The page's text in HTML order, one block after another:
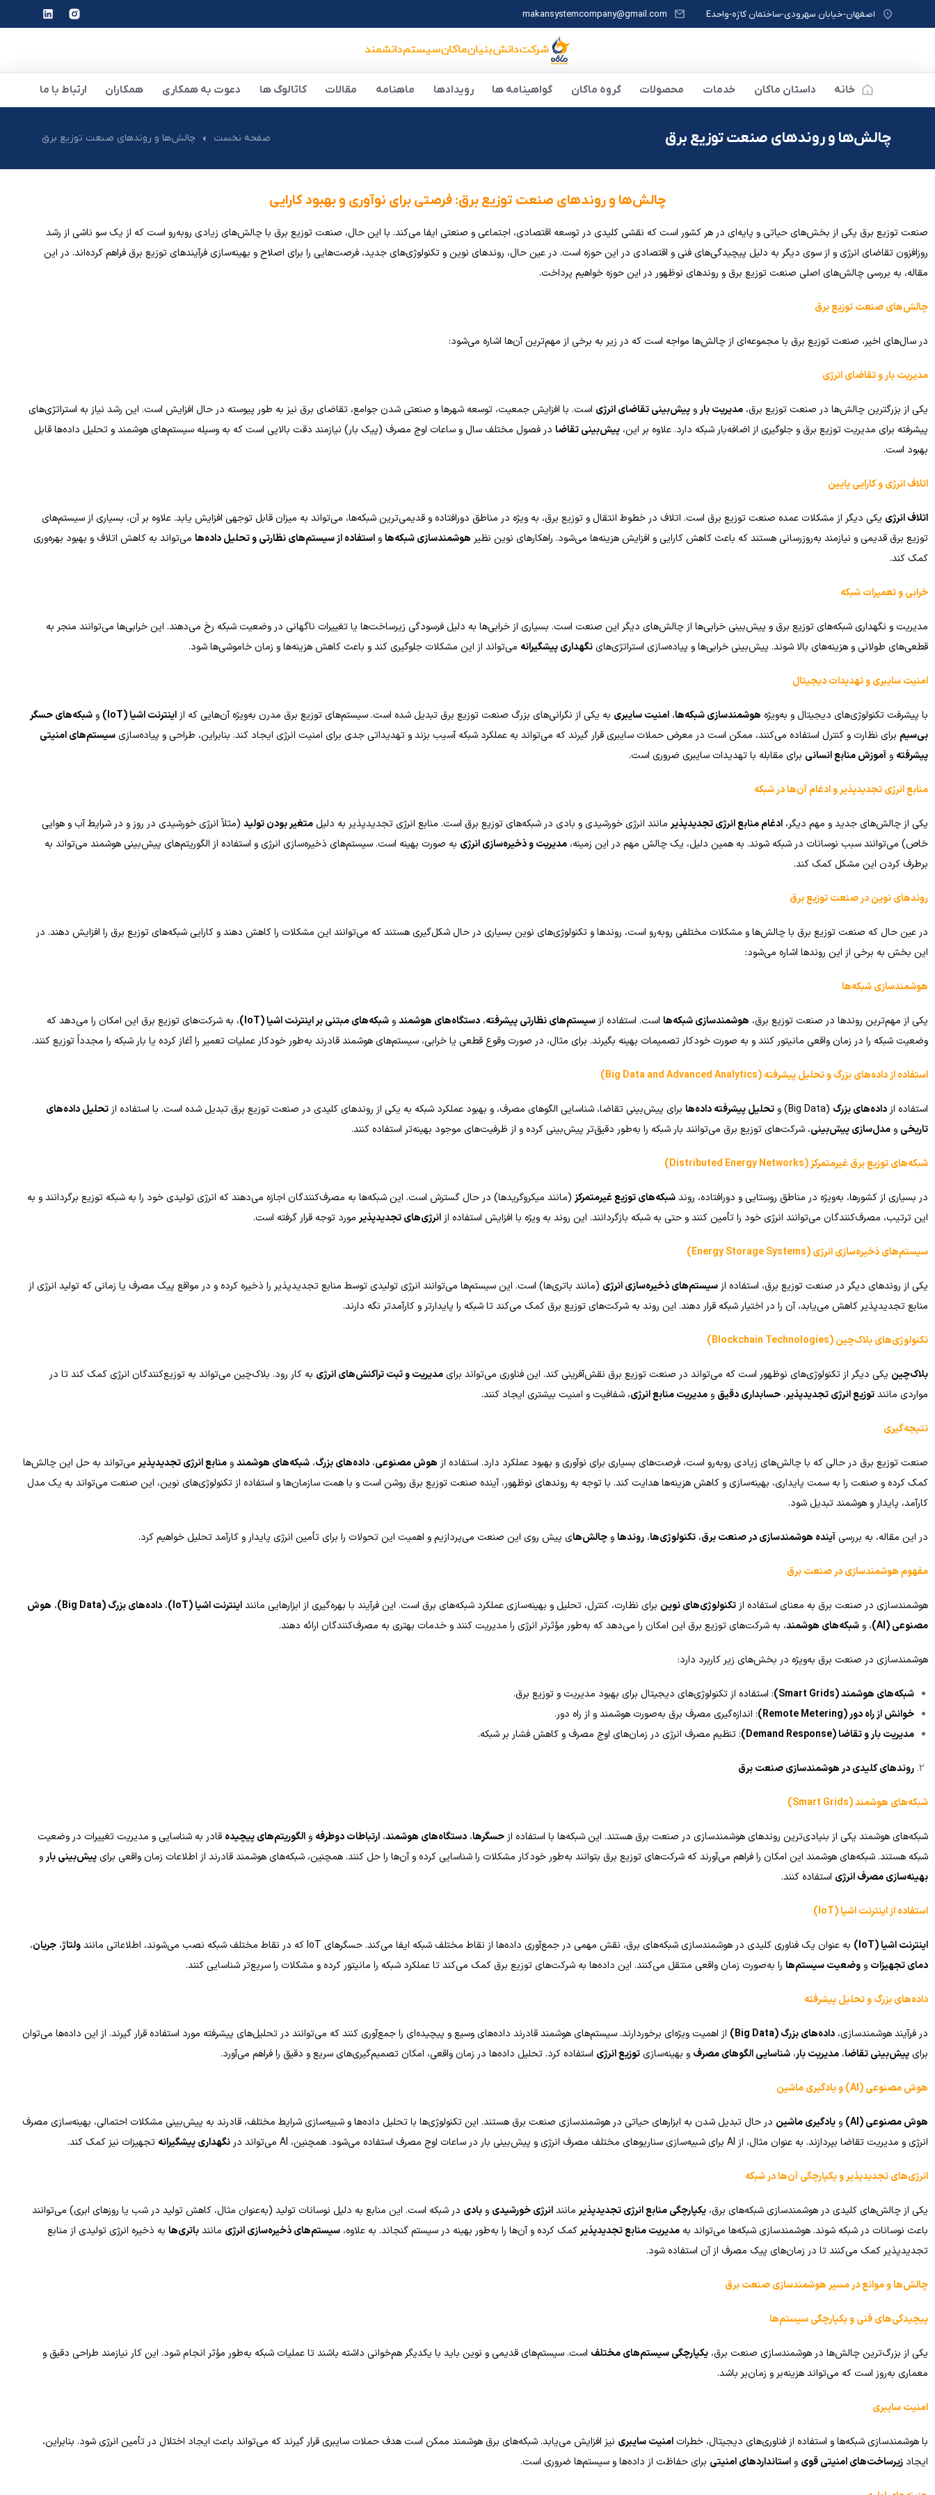
اصفهان-خیابان سهرودی-ساختمان کاژه-واحدE makansystemcompany@gmail.com
خانه داستان ماکان خدمات محصولات گروه ماکان گواهینامه ها رویدادها ماهنامه مقالات کاتالوگ ها دعوت به همکاری همکاران ارتباط با ما
چالش‌ها و روندهای صنعت توزیع برق صفحه نخست چالش‌ها و روندهای صنعت توزیع برق
چالش‌ها و روندهای صنعت توزیع برق: فرصتی برای نوآوری و بهبود کارایی
صنعت توزیع برق یکی از بخش‌های حیاتی و پایه‌ای در هر کشور است که نقشی کلیدی در توسعه اقتصادی، اجتماعی و صنعتی ایفا می‌کند. با این حال، صنعت توزیع برق با چالش‌های زیادی روبه‌رو است که از یک سو ناشی از رشد
روزافزون تقاضای انرژی و از سوی دیگر به دلیل پیچیدگی‌های فنی و اقتصادی در این حوزه است. در عین حال، روندهای نوین و تکنولوژی‌های جدید، فرصت‌هایی را برای اصلاح و بهینه‌سازی فرآیندهای توزیع برق فراهم کرده‌اند. در این
مقاله، به بررسی چالش‌های اصلی صنعت توزیع برق و روندهای نوظهور در این حوزه خواهیم پرداخت.
چالش‌های صنعت توزیع برق
در سال‌های اخیر، صنعت توزیع برق با مجموعه‌ای از چالش‌ها مواجه است که در زیر به برخی از مهم‌ترین آن‌ها اشاره می‌شود:
مدیریت بار و تقاضای انرژی
یکی از بزرگترین چالش‌ها در صنعت توزیع برق، مدیریت بارو پیش‌بینی تقاضای انرژی است. با افزایش جمعیت، توسعه شهرها و صنعتی شدن جوامع، تقاضای برق نیز به طور پیوسته در حال افزایش است. این رشد نیاز به استراتژی‌های
پیشرفته برای مدیریت توزیع برق و جلوگیری از اضافه‌بار شبکه دارد. علاوه بر این، پیش‌بینی تقاضا در فصول مختلف سال و ساعات اوج مصرف (پیک بار) نیازمند دقت بالایی است که به وسیله سیستم‌های هوشمند و تحلیل داده‌ها قابل
بهبود است.
اتلاف انرژی و کارایی پایین
اتلاف انرژی یکی دیگر از مشکلات عمده صنعت توزیع برق است. اتلاف در خطوط انتقال و توزیع برق، به ویژه در مناطق دورافتاده و قدیمی‌ترین شبکه‌ها، می‌تواند به میزان قابل توجهی افزایش یابد. علاوه بر آن، بسیاری از سیستم‌های
توزیع برق قدیمی و نیازمند به‌روزرسانی هستند که باعث کاهش کارایی و افزایش هزینه‌ها می‌شود. راهکارهای نوین نظیر هوشمندسازی شبکه‌هاو استفاده از سیستم‌های نظارتی و تحلیل داده‌ها می‌تواند به کاهش اتلاف و بهبود بهره‌وری
کمک کند.
خرابی و تعمیرات شبکه
مدیریت و نگهداری شبکه‌های توزیع برق و پیش‌بینی خرابی‌ها از چالش‌های دیگر این صنعت است. بسیاری از خرابی‌ها به دلیل فرسودگی زیرساخت‌ها یا تغییرات ناگهانی در وضعیت شبکه رخ می‌دهند. این خرابی‌ها می‌توانند منجر به
قطعی‌های طولانی و هزینه‌های بالا شوند. پیش‌بینی خرابی‌ها و پیاده‌سازی استراتژی‌هاینگهداری پیشگیرانه می‌تواند از این مشکلات جلوگیری کند و باعث کاهش هزینه‌ها و زمان خاموشی‌ها شود.
امنیت سایبری و تهدیدات دیجیتال
با پیشرفت تکنولوژی‌های دیجیتال و به‌ویژه هوشمندسازی شبکه‌ها، امنیت سایبری به یکی از نگرانی‌های بزرگ صنعت توزیع برق تبدیل شده است. سیستم‌های توزیع برق مدرن به‌ویژه آن‌هایی که از اینترنت اشیا(IoT) و شبکه‌های حسگر
بی‌سیم برای نظارت و کنترل استفاده می‌کنند، ممکن است در معرض حملات سایبری قرار گیرند که می‌تواند به عملکرد شبکه آسیب بزند و تهدیداتی جدی برای امنیت انرژی ایجاد کند. بنابراین، طراحی و پیاده‌سازیسیستم‌های امنیتی
پیشرفته و آموزش منابع انسانی برای مقابله با تهدیدات سایبری ضروری است.
منابع انرژی تجدیدپذیر و ادغام آن‌ها در شبکه
یکی از چالش‌های جدید و مهم دیگر، ادغام منابع انرژی تجدیدپذیر مانند انرژی خورشیدی و بادی در شبکه‌های توزیع برق است. منابع انرژی تجدیدپذیر به دلیل متغیر بودن تولید (مثلاً انرژی خورشیدی در روز و در شرایط آب و هوایی
خاص) می‌توانند سبب نوسانات در شبکه شوند. به همین دلیل، یک چالش مهم در این زمینه، مدیریت و ذخیره‌سازی انرژی به صورت بهینه است. سیستم‌های ذخیره‌سازی انرژی و استفاده از الگوریتم‌های پیش‌بینی هوشمند می‌تواند به
برطرف کردن این مشکل کمک کند.
روندهای نوین در صنعت توزیع برق
در عین حال که صنعت توزیع برق با چالش‌ها و مشکلات مختلفی روبه‌رو است، روندها و تکنولوژی‌های نوین بسیاری در حال شکل‌گیری هستند که می‌توانند این مشکلات را کاهش دهند و کارایی شبکه‌های توزیع برق را افزایش دهند. در
این بخش به برخی از این روندها اشاره می‌شود:
هوشمندسازی شبکه‌ها
یکی از مهم‌ترین روندها در صنعت توزیع برق، هوشمندسازی شبکه‌ها است. استفاده از سیستم‌های نظارتی پیشرفته، دستگاه‌های هوشمندو شبکه‌های مبتنی بر اینترنت اشیا(IoT)
، به شرکت‌های توزیع برق این امکان را می‌دهد که
وضعیت شبکه را در زمان واقعی مانیتور کنند و به صورت خودکار تصمیمات بهینه بگیرند. برای مثال، در صورت وقوع قطعی یا خرابی، سیستم‌های هوشمند قادرند به‌طور خودکار عملیات تعمیر را آغاز کرده یا بار شبکه را مجدداً توزیع کنند.
استفاده از داده‌های بزرگ و تحلیل پیشرفته(Big Data and Advanced Analytics)
استفاده از داده‌های بزرگ (Big Data) و تحلیل پیشرفته داده‌ها برای پیش‌بینی تقاضا، شناسایی الگوهای مصرف، و بهبود عملکرد شبکه به یکی از روندهای کلیدی در صنعت توزیع برق تبدیل شده است. با استفاده از تحلیل داده‌های
تاریخی و مدل‌سازی پیش‌بینی، شرکت‌های توزیع برق می‌توانند بار شبکه را به‌طور دقیق‌تر پیش‌بینی کرده و از ظرفیت‌های موجود بهینه‌تر استفاده کنند.
شبکه‌های توزیع برق غیرمتمرکز(Distributed Energy Networks)
در بسیاری از کشورها، به‌ویژه در مناطق روستایی و دورافتاده، روندشبکه‌های توزیع غیرمتمرکز (مانند میکروگریدها) در حال گسترش است. این شبکه‌ها به مصرف‌کنندگان اجازه می‌دهند که انرژی تولیدی خود را به شبکه توزیع برگردانند و به
این ترتیب، مصرف‌کنندگان می‌توانند انرژی خود را تأمین کنند و حتی به شبکه بازگردانند. این روند به ویژه با افزایش استفاده از انرژی‌های تجدیدپذیر مورد توجه قرار گرفته است.
سیستم‌های ذخیره‌سازی انرژی(Energy Storage Systems)
یکی از روندهای دیگر در صنعت توزیع برق، استفاده از سیستم‌های ذخیره‌سازی انرژی (مانند باتری‌ها) است. این سیستم‌ها می‌توانند انرژی تولیدی توسط منابع تجدیدپذیر را ذخیره کرده و در مواقع پیک مصرف یا زمانی که تولید انرژی از
منابع تجدیدپذیر کاهش می‌یابد، آن را در اختیار شبکه قرار دهند. این روند به شرکت‌های توزیع برق کمک می‌کند تا شبکه را پایدارتر و کارآمدتر نگه دارند.
تکنولوژی‌های بلاک‌چین(Blockchain Technologies)
بلاک‌چین یکی دیگر از تکنولوژی‌های نوظهور است که می‌تواند در صنعت توزیع برق نقش‌آفرینی کند. این فناوری می‌تواند برایمدیریت و ثبت تراکنش‌های انرژی به کار رود. بلاک‌چین می‌تواند به توزیع‌کنندگان انرژی کمک کند تا در
مواردی مانندتوزیع انرژی تجدیدپذیر، حسابداری دقیق و مدیریت منابع انرژی، شفافیت و امنیت بیشتری ایجاد کنند.
نتیجه‌گیری
صنعت توزیع برق در حالی که با چالش‌های زیادی روبه‌رو است، فرصت‌های بسیاری برای نوآوری و بهبود عملکرد دارد. استفاده از هوش مصنوعی، داده‌های بزرگ، شبکه‌های هوشمندو منابع انرژی تجدیدپذیر می‌تواند به حل این چالش‌ها
کمک کرده و صنعت را به سمت پایداری، بهینه‌سازی و کاهش هزینه‌ها هدایت کند. با توجه به روندهای نوظهور، آینده صنعت توزیع برق روشن است و با همت سازمان‌ها و استفاده از تکنولوژی‌های نوین، این صنعت می‌تواند به یک مدل
کارآمد، پایدار و هوشمند تبدیل شود.
در این مقاله، به بررسی آینده هوشمندسازی در صنعت برق، تکنولوژی‌ها، روندهاو چالش‌های پیش روی این صنعت می‌پردازیم و اهمیت این تحولات را برای تأمین انرژی پایدار و کارآمد تحلیل خواهیم کرد.
مفهوم هوشمندسازی در صنعت برق
هوشمندسازی در صنعت برق به معنای استفاده از تکنولوژی‌های نوین برای نظارت، کنترل، تحلیل و بهینه‌سازی عملکرد شبکه‌های برق است. این فرآیند با بهره‌گیری از ابزارهایی ماننداینترنت اشیا(IoT) ، داده‌های بزرگ(Big Data) ، هوش
مصنوعی(AI) ، و شبکه‌های هوشمند، به شرکت‌های توزیع برق این امکان را می‌دهد که به‌طور مؤثرتر انرژی را مدیریت کنند و خدمات بهتری به مصرف‌کنندگان ارائه دهند.
هوشمندسازی در صنعت برق به‌ویژه در بخش‌های زیر کاربرد دارد:
شبکه‌های هوشمند(Smart Grids)
: استفاده از تکنولوژی‌های دیجیتال برای بهبود مدیریت و توزیع برق.
خوانش از راه دور(Remote Metering)
: اندازه‌گیری مصرف برق به‌صورت هوشمند و از راه دور.
مدیریت بار و تقاضا(Demand Response) : تنظیم مصرف انرژی در زمان‌های اوج مصرف و کاهش فشار بر شبکه.
روندهای کلیدی در هوشمندسازی صنعت برق
شبکه‌های هوشمند(Smart Grids)
شبکه‌های هوشمند یکی از بنیادی‌ترین روندهای هوشمندسازی در صنعت برق هستند. این شبکه‌ها با استفاده از حسگرها، دستگاه‌های هوشمند، ارتباطات دوطرفه و الگوریتم‌های پیچیده قادر به شناسایی و مدیریت تغییرات در وضعیت
شبکه هستند. شبکه‌های هوشمند این امکان را فراهم می‌آورند که شرکت‌های توزیع برق بتوانند به‌طور خودکار مشکلات را شناسایی کرده و آن‌ها را حل کنند. همچنین، شبکه‌های هوشمند قادرند از اطلاعات زمان واقعی برایپیش‌بینی بارو
بهینه‌سازی مصرف انرژی استفاده کنند.
استفاده از اینترنت اشیا(IoT)
اینترنت اشیا(IoT) به عنوان یک فناوری کلیدی در هوشمندسازی شبکه‌های برق، نقش مهمی در جمع‌آوری داده‌ها از نقاط مختلف شبکه ایفا می‌کند. حسگرهای IoT که در نقاط مختلف شبکه نصب می‌شوند، اطلاعاتی مانند ولتاژ، جریان،
دمای تجهیزات و وضعیت سیستم‌ها را به‌صورت زمان واقعی منتقل می‌کنند. این داده‌ها به شرکت‌های توزیع برق کمک می‌کند تا عملکرد شبکه را مانیتور کرده و مشکلات را سریع‌تر شناسایی کنند.
داده‌های بزرگ و تحلیل پیشرفته
در فرآیند هوشمندسازی، داده‌های بزرگ(Big Data)
از اهمیت ویژه‌ای برخوردارند. سیستم‌های هوشمند قادرند داده‌های وسیع و پیچیده‌ای را جمع‌آوری کنند که می‌توانند در تحلیل‌های پیشرفته مورد استفاده قرار گیرند. از این داده‌ها می‌توان
برایپیش‌بینی تقاضا، مدیریت بار، شناسایی الگوهای مصرف و بهینه‌سازیتوزیع انرژی استفاده کرد. تحلیل داده‌ها در زمان واقعی، امکان تصمیم‌گیری‌های سریع و دقیق را فراهم می‌آورد.
هوش مصنوعی(AI) و یادگیری ماشین
هوش مصنوعی(AI) و یادگیری ماشین در حال تبدیل شدن به ابزارهای حیاتی در هوشمندسازی صنعت برق هستند. این تکنولوژی‌ها با تحلیل داده‌ها و شبیه‌سازی شرایط مختلف، قادرند به پیش‌بینی مشکلات احتمالی، بهینه‌سازی مصرف
انرژی و مدیریت تقاضا بپردازند. به عنوان مثال، از AI برای شبیه‌سازی سناریوهای مختلف مصرف انرژی و پیش‌بینی بار در ساعات اوج مصرف استفاده می‌شود. همچنین، AI می‌تواند در
نگهداری پیشگیرانه تجهیزات نیز کمک کند.
انرژی‌های تجدیدپذیر و یکپارچگی آن‌ها در شبکه
یکی از چالش‌های کلیدی در هوشمندسازی شبکه‌های برق، یکپارچگی منابع انرژی تجدیدپذیر مانندانرژی خورشیدی و بادی در شبکه است. این منابع به دلیل نوسانات تولید (به‌عنوان مثال، کاهش تولید در شب یا روزهای ابری) می‌توانند
باعث نوسانات در شبکه شوند. هوشمندسازی شبکه‌ها می‌تواند به مدیریت منابع تجدیدپذیرکمک کرده و آن‌ها را به‌طور بهینه در سیستم گنجاند. به علاوه، سیستم‌های ذخیره‌سازی انرژی مانندباتری‌ها به ذخیره انرژی تولیدی از منابع
تجدیدپذیر کمک می‌کنند تا در زمان‌های پیک مصرف از آن استفاده شود.
چالش‌ها و موانع در مسیر هوشمندسازی صنعت برق
پیچیدگی‌های فنی و یکپارچگی سیستم‌ها
یکی از بزرگ‌ترین چالش‌ها در هوشمندسازی صنعت برق، یکپارچگی سیستم‌های مختلف است. سیستم‌های قدیمی و نوین باید با یکدیگر هم‌خوانی داشته باشند تا عملیات شبکه به‌طور مؤثر انجام شود. این کار نیازمند طراحی دقیق و
معماری به‌روز است که می‌تواند هزینه‌بر و زمان‌بر باشد.
امنیت سایبری
با هوشمندسازی شبکه‌ها و استفاده از فناوری‌های دیجیتال، خطرات امنیت سایبری نیز افزایش می‌یابد. شبکه‌های برق هوشمند ممکن است هدف حملات سایبری قرار گیرند که می‌تواند باعث ایجاد اختلال در تأمین انرژی شود. بنابراین،
ایجاد زیرساخت‌های امنیتی قوی و استانداردهای امنیتی برای حفاظت از داده‌ها و سیستم‌ها ضروری است.